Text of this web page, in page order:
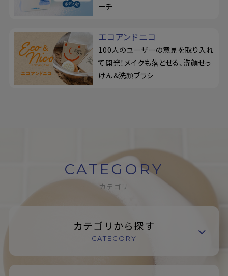
ーチ
エコアンドニコ
100人のユーザーの意見を取り入れ
て開発！メイクも落とせる、洗顔せっ
けん＆洗顔ブラシ
CATEGORY
カテゴリ
カテゴリから探す
CATEGORY